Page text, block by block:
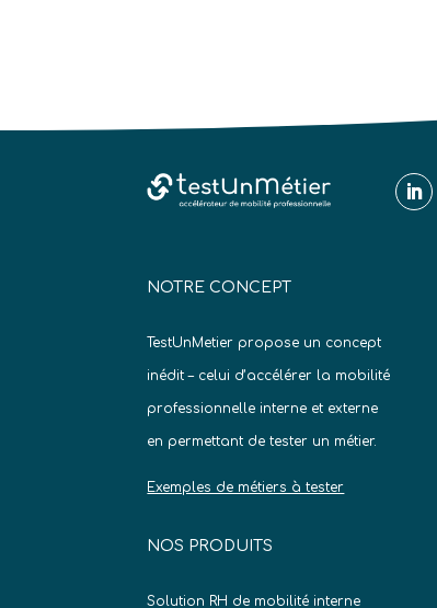
NOTRE CONCEPT
TestUnMetier propose un concept
inédit – celui d’accélérer la mobilité
professionnelle interne et externe
en permettant de tester un métier.
Exemples de métiers à tester
NOS PRODUITS
Solution RH de mobilité interne